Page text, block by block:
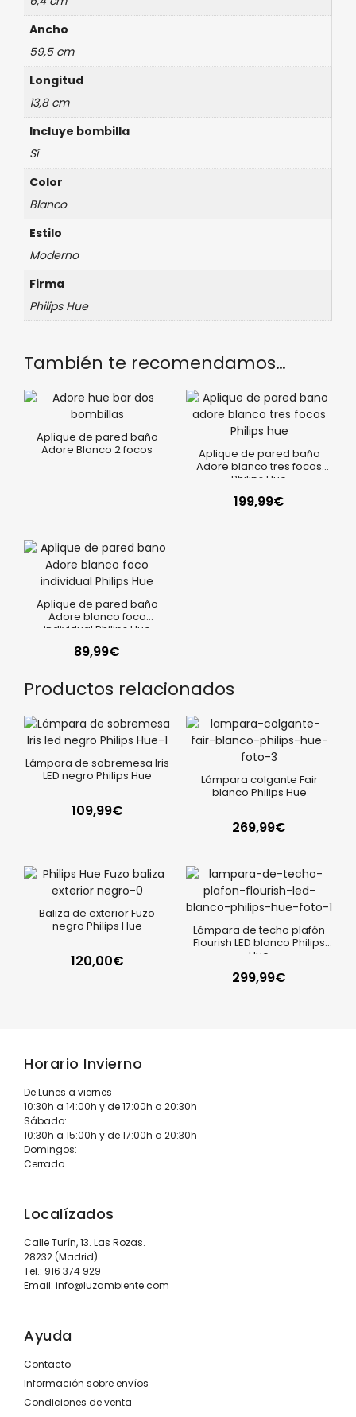
Ancho
59,5 cm
Longitud
13,8 cm
Incluye bombilla
Sí
Color
Blanco
Estilo
Moderno
Firma
Philips Hue
También te recomendamos…
Aplique de pared baño
Adore Blanco 2 focos
Aplique de pared baño
Adore blanco tres focos
Philips Hue
199,99€
Aplique de pared baño
Adore blanco foco
individual Philips Hue
89,99€
Productos relacionados
Lámpara de sobremesa Iris
LED negro Philips Hue
109,99€
Lámpara colgante Fair
blanco Philips Hue
269,99€
Baliza de exterior Fuzo
negro Philips Hue
120,00€
Lámpara de techo plafón
Flourish LED blanco Philips
Hue
299,99€
Horario Invierno
De Lunes a viernes
10:30h a 14:00h y de 17:00h a 20:30h
Sábado:
10:30h a 15:00h y de 17:00h a 20:30h
Domingos:
Cerrado
Localízados
Calle Turín, 13. Las Rozas.
28232 (Madrid)
Tel.: 916 374 929
Email: info@luzambiente.com
Ayuda
Contacto
Información sobre envíos
Condiciones de venta